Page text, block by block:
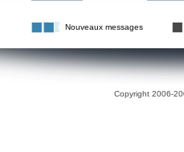
Nouveaux messages
Copyright 2006-